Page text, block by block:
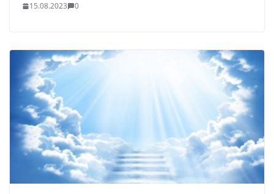
15.08.2023 0